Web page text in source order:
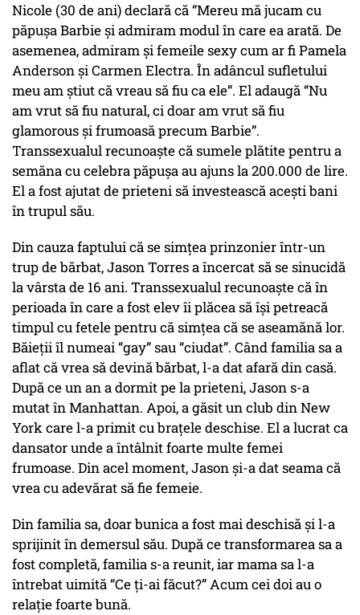
Nicole (30 de ani) declară că “Mereu mă jucam cu
păpuşa Barbie şi admiram modul în care ea arată. De
asemenea, admiram şi femeile sexy cum ar fi Pamela
Anderson şi Carmen Electra. În adâncul sufletului
meu am ştiut că vreau să fiu ca ele”. El adaugă “Nu
am vrut să fiu natural, ci doar am vrut să fiu
glamorous şi frumoasă precum Barbie”.
Transsexualul recunoaşte că sumele plătite pentru a
semăna cu celebra păpuşa au ajuns la 200.000 de lire.
El a fost ajutat de prieteni să investească aceşti bani
în trupul său.
Din cauza faptului că se simţea prinzonier într-un
trup de bărbat, Jason Torres a încercat să se sinucidă
la vârsta de 16 ani. Transsexualul recunoaşte că în
perioada în care a fost elev îi plăcea să îşi petreacă
timpul cu fetele pentru că simţea că se aseamănă lor.
Băieţii îl numeai “gay” sau “ciudat”. Când familia sa a
aflat că vrea să devină bărbat, l-a dat afară din casă.
După ce un an a dormit pe la prieteni, Jason s-a
mutat în Manhattan. Apoi, a găsit un club din New
York care l-a primit cu braţele deschise. El a lucrat ca
dansator unde a întâlnit foarte multe femei
frumoase. Din acel moment, Jason şi-a dat seama că
vrea cu adevărat să fie femeie.
Din familia sa, doar bunica a fost mai deschisă şi l-a
sprijinit în demersul său. După ce transformarea sa a
fost completă, familia s-a reunit, iar mama sa l-a
întrebat uimită “Ce ţi-ai făcut?” Acum cei doi au o
relaţie foarte bună.